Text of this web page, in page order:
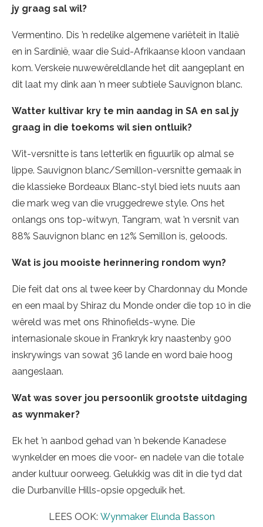
jy graag sal wil?
Vermentino. Dis ’n redelike algemene variëteit in Italië
en in Sardinië, waar die Suid-Afrikaanse kloon vandaan
kom. Verskeie nuwewêreldlande het dit aangeplant en
dit laat my dink aan ’n meer subtiele Sauvignon blanc.
Watter kultivar kry te min aandag in SA en sal jy
graag in die toekoms wil sien ontluik?
Wit-versnitte is tans letterlik en figuurlik op almal se
lippe. Sauvignon blanc/Semillon-versnitte gemaak in
die klassieke Bordeaux Blanc-styl bied iets nuuts aan
die mark weg van die vruggedrewe style. Ons het
onlangs ons top-witwyn, Tangram, wat ’n versnit van
88% Sauvignon blanc en 12% Semillon is, geloods.
Wat is jou mooiste herinnering rondom wyn?
Die feit dat ons al twee keer by Chardonnay du Monde
en een maal by Shiraz du Monde onder die top 10 in die
wêreld was met ons Rhinofields-wyne. Die
internasionale skoue in Frankryk kry naastenby 900
inskrywings van sowat 36 lande en word baie hoog
aangeslaan.
Wat was sover jou persoonlik grootste uitdaging
as wynmaker?
Ek het ’n aanbod gehad van ’n bekende Kanadese
wynkelder en moes die voor- en nadele van die totale
ander kultuur oorweeg. Gelukkig was dit in die tyd dat
die Durbanville Hills-opsie opgeduik het.
LEES OOK: Wynmaker Elunda Basson